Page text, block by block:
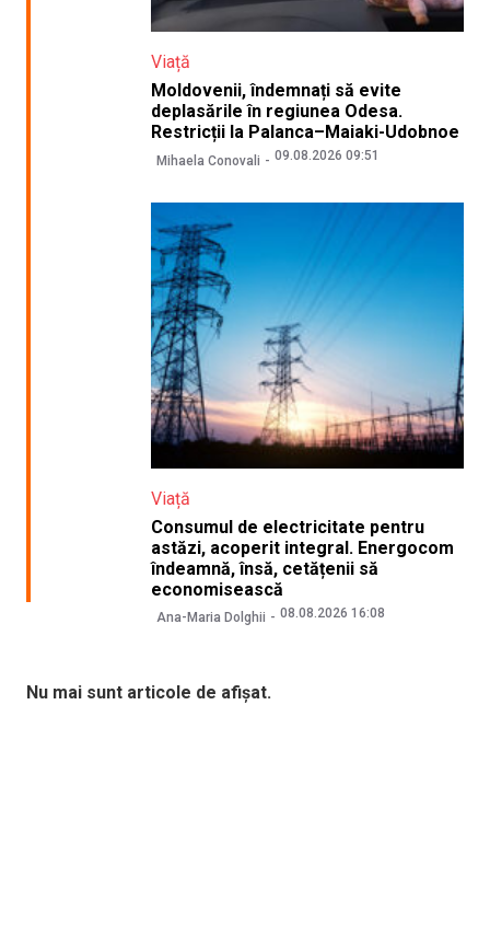
Viață
Moldovenii, îndemnați să evite
deplasările în regiunea Odesa.
Restricții la Palanca–Maiaki-Udobnoe
Mihaela Conovali 09.08.2026 09:51
Viață
Consumul de electricitate pentru
astăzi, acoperit integral. Energocom
îndeamnă, însă, cetățenii să
economisească
Ana-Maria Dolghii 08.08.2026 16:08
Nu mai sunt articole de afișat.